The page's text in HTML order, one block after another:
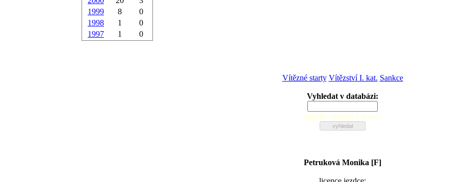
1999
8
0
1998
1
0
1997
1 0
Vítězné starty Vítězství I. kat. Sankce
Vyhledat v databázi:
zadejte alespoň 2 znaky
Petruková Monika [F]